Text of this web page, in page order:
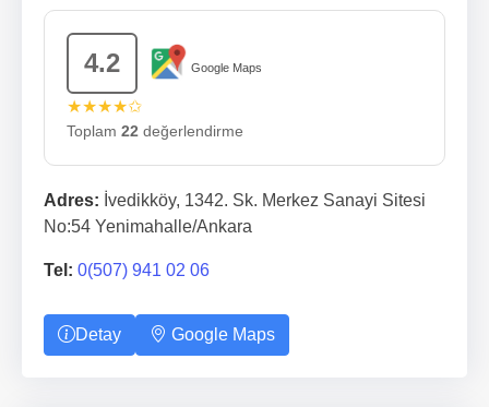
4.2 Google Maps
★★★★✩
Toplam 22 değerlendirme
Adres: İvedikköy, 1342. Sk. Merkez Sanayi Sitesi
No:54 Yenimahalle/Ankara
Tel: 0(507) 941 02 06
Detay Google Maps